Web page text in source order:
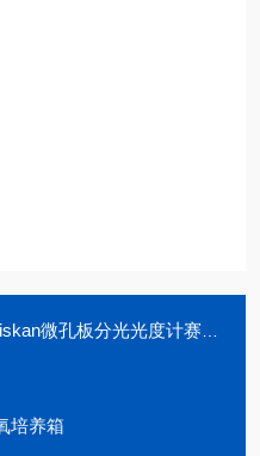
微孔板分光光度计赛默飞世尔
培养箱